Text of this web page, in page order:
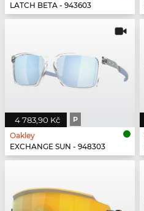
LATCH BETA - 943603
4 783,90 Kč P
Oakley
EXCHANGE SUN - 948303